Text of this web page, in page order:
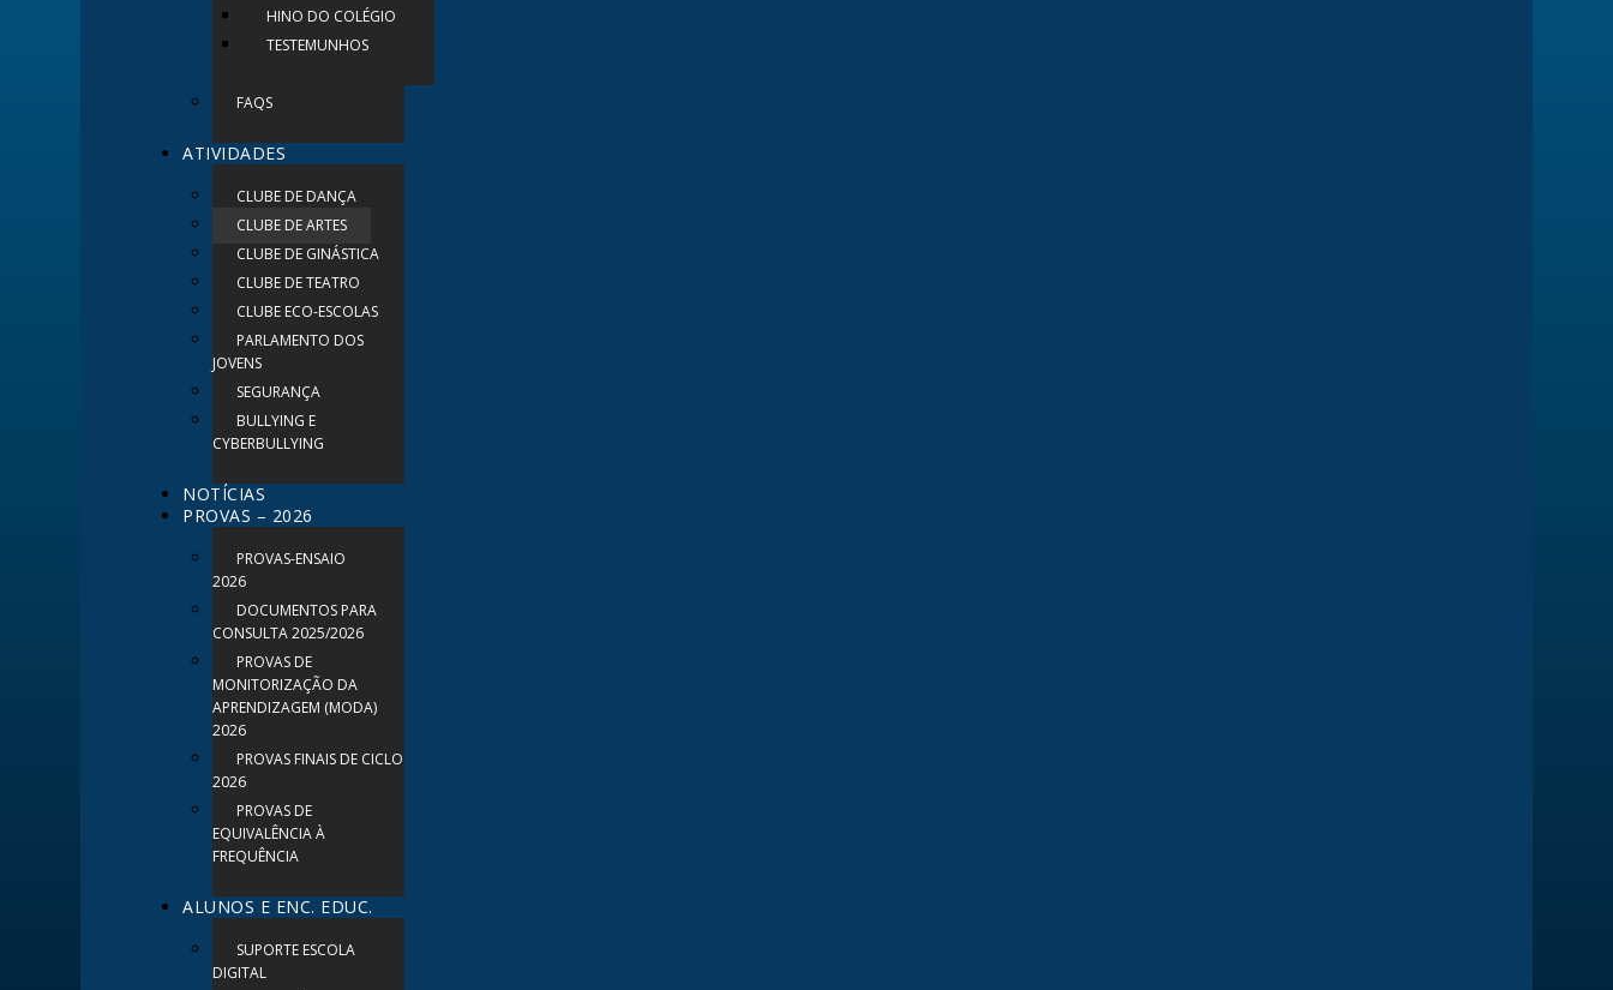
HINO DO COLÉGIO
TESTEMUNHOS
FAQS
ATIVIDADES
CLUBE DE DANÇA
CLUBE DE ARTES
CLUBE DE GINÁSTICA
CLUBE DE TEATRO
CLUBE ECO-ESCOLAS
PARLAMENTO DOS
JOVENS
SEGURANÇA
BULLYING E
CYBERBULLYING
NOTÍCIAS
PROVAS – 2026
PROVAS-ENSAIO
2026
DOCUMENTOS PARA
CONSULTA 2025/2026
PROVAS DE
MONITORIZAÇÃO DA
APRENDIZAGEM (MODA)
2026
PROVAS FINAIS DE CICLO
2026
PROVAS DE
EQUIVALÊNCIA À
FREQUÊNCIA
ALUNOS E ENC. EDUC.
SUPORTE ESCOLA
DIGITAL